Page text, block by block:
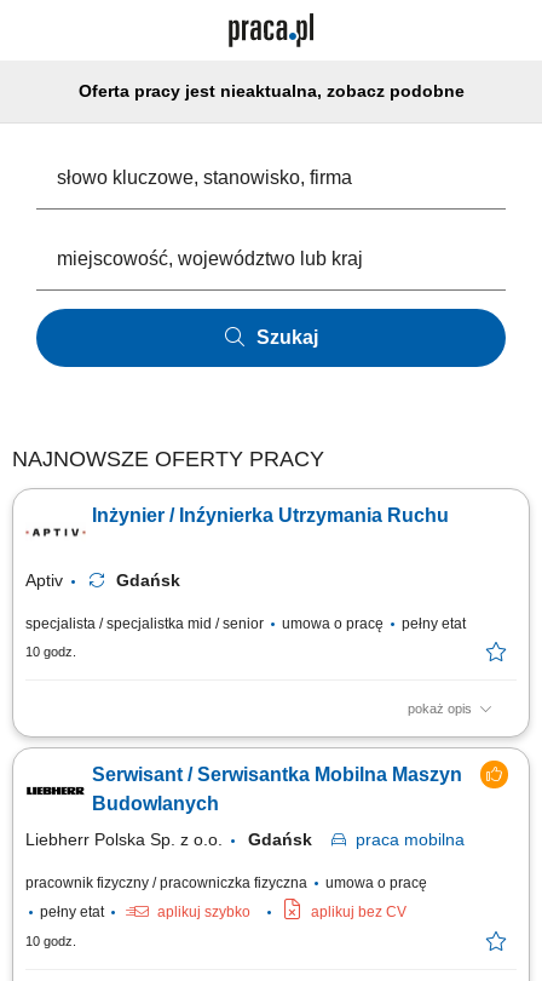
Oferta pracy jest nieaktualna, zobacz podobne
Szukaj
NAJNOWSZE OFERTY PRACY
Inżynier / Inźynierka Utrzymania Ruchu
Aptiv Gdańsk
specjalista / specjalistka mid / senior umowa o pracę pełny etat
10 godz.
pokaż opis
Zadania Analizowanie awarii i wdrażanie rozwiązań zapobiegających ich
gwarantujący płynne uruchomienie procesów. Nadzór nad poprawnością
działania robotów oraz systemów transportu wewnętrznego.
Serwisant / Serwisantka Mobilna Maszyn
Budowlanych
Liebherr Polska Sp. z o.o. Gdańsk praca mobilna
pracownik fizyczny / pracowniczka fizyczna
umowa o pracę
pełny etat
aplikuj szybko aplikuj bez CV
10 godz.